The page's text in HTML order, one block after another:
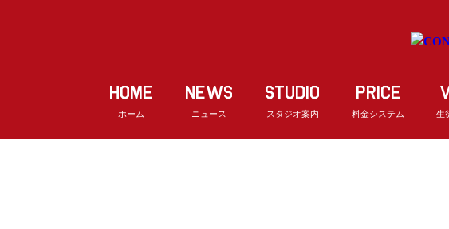
HOME
ホーム
NEWS
ニュース
STUDIO
スタジオ案内
PRICE
料金システム 生